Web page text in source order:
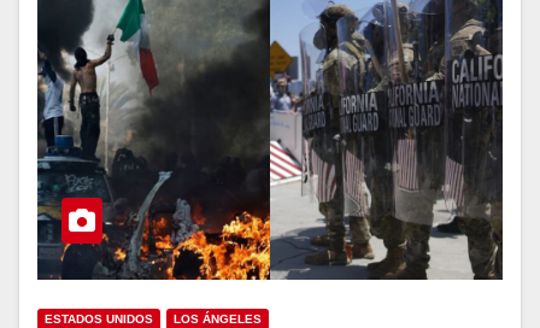
ESTADOS UNIDOS LOS ÁNGELES